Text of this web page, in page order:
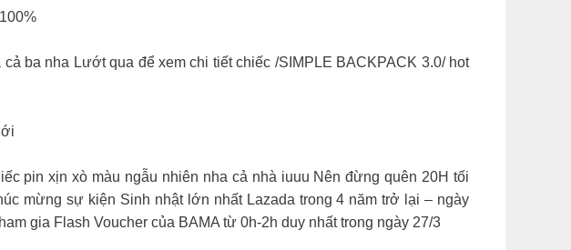
ba nha Lướt qua để xem chi tiết chiếc /SIMPLE BACKPACK 3.0/ hot
pin xịn xò màu ngẫu nhiên nha cả nhà iuuu Nên đừng quên 20H tối
mừng sự kiện Sinh nhật lớn nhất Lazada trong 4 năm trở lại – ngày
gia Flash Voucher của BAMA từ 0h-2h duy nhất trong ngày 27/3